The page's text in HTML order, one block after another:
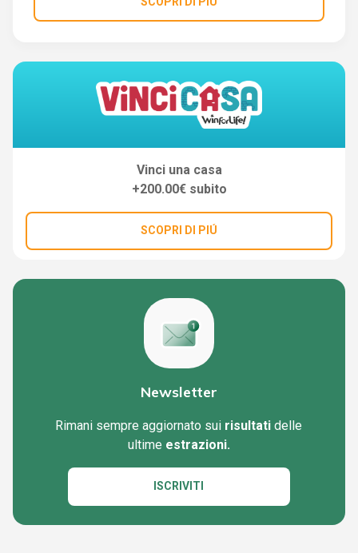
Vinci una casa
+200.00€ subito
SCOPRI DI PIÚ
Newsletter
Rimani sempre aggiornato sui risultati delle
ultime estrazioni.
ISCRIVITI